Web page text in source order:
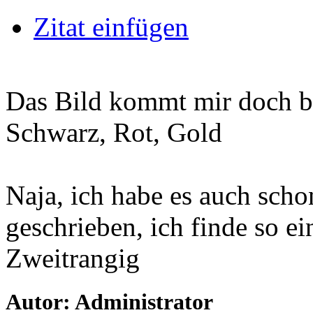
Zitat einfügen
Das Bild kommt mir doch
Schwarz, Rot, Gold
Naja, ich habe es auch
geschrieben, ich finde so
Zweitrangig
Autor: Administrator